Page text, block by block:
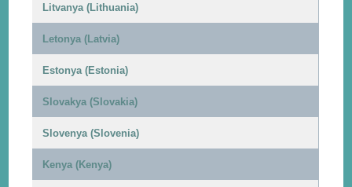
Litvanya (Lithuania)
Letonya (Latvia)
Estonya (Estonia)
Slovakya (Slovakia)
Slovenya (Slovenia)
Kenya (Kenya)